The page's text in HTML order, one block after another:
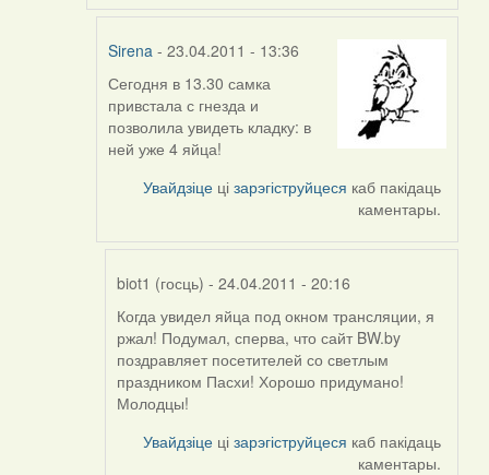
Sirena - 23.04.2011 - 13:36
In
reply
to
by
Сегодня в 13.30 самка
привстала с гнезда и
позволила увидеть кладку: в
ней уже 4 яйца!
Увайдзіце цізарэгіструйцеся каб пакідаць
каментары.
biot1 (госць) - 24.04.2011 - 20:16
In
reply
to
by
Sirena
Когда увидел яйца под окном трансляции, я
ржал! Подумал, сперва, что сайт BW.by
поздравляет посетителей со светлым
праздником Пасхи! Хорошо придумано!
Молодцы!
Увайдзіце цізарэгіструйцеся каб пакідаць
каментары.